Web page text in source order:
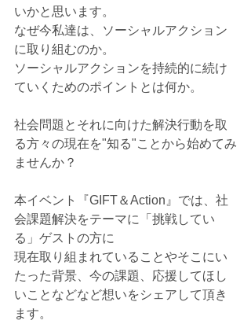
いかと思います。
なぜ今私達は、ソーシャルアクション
に取り組むのか。
ソーシャルアクションを持続的に続け
ていくためのポイントとは何か。
社会問題とそれに向けた解決行動を取
る方々の現在を"知る"ことから始めてみ
ませんか？
本イベント『GIFT＆Action』では、社
会課題解決をテーマに「挑戦してい
る」ゲストの方に
現在取り組まれていることやそこにい
たった背景、今の課題、応援してほし
いことなどなど想いをシェアして頂き
ます。